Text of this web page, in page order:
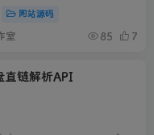
网站源码
室 85 7
直链解析API